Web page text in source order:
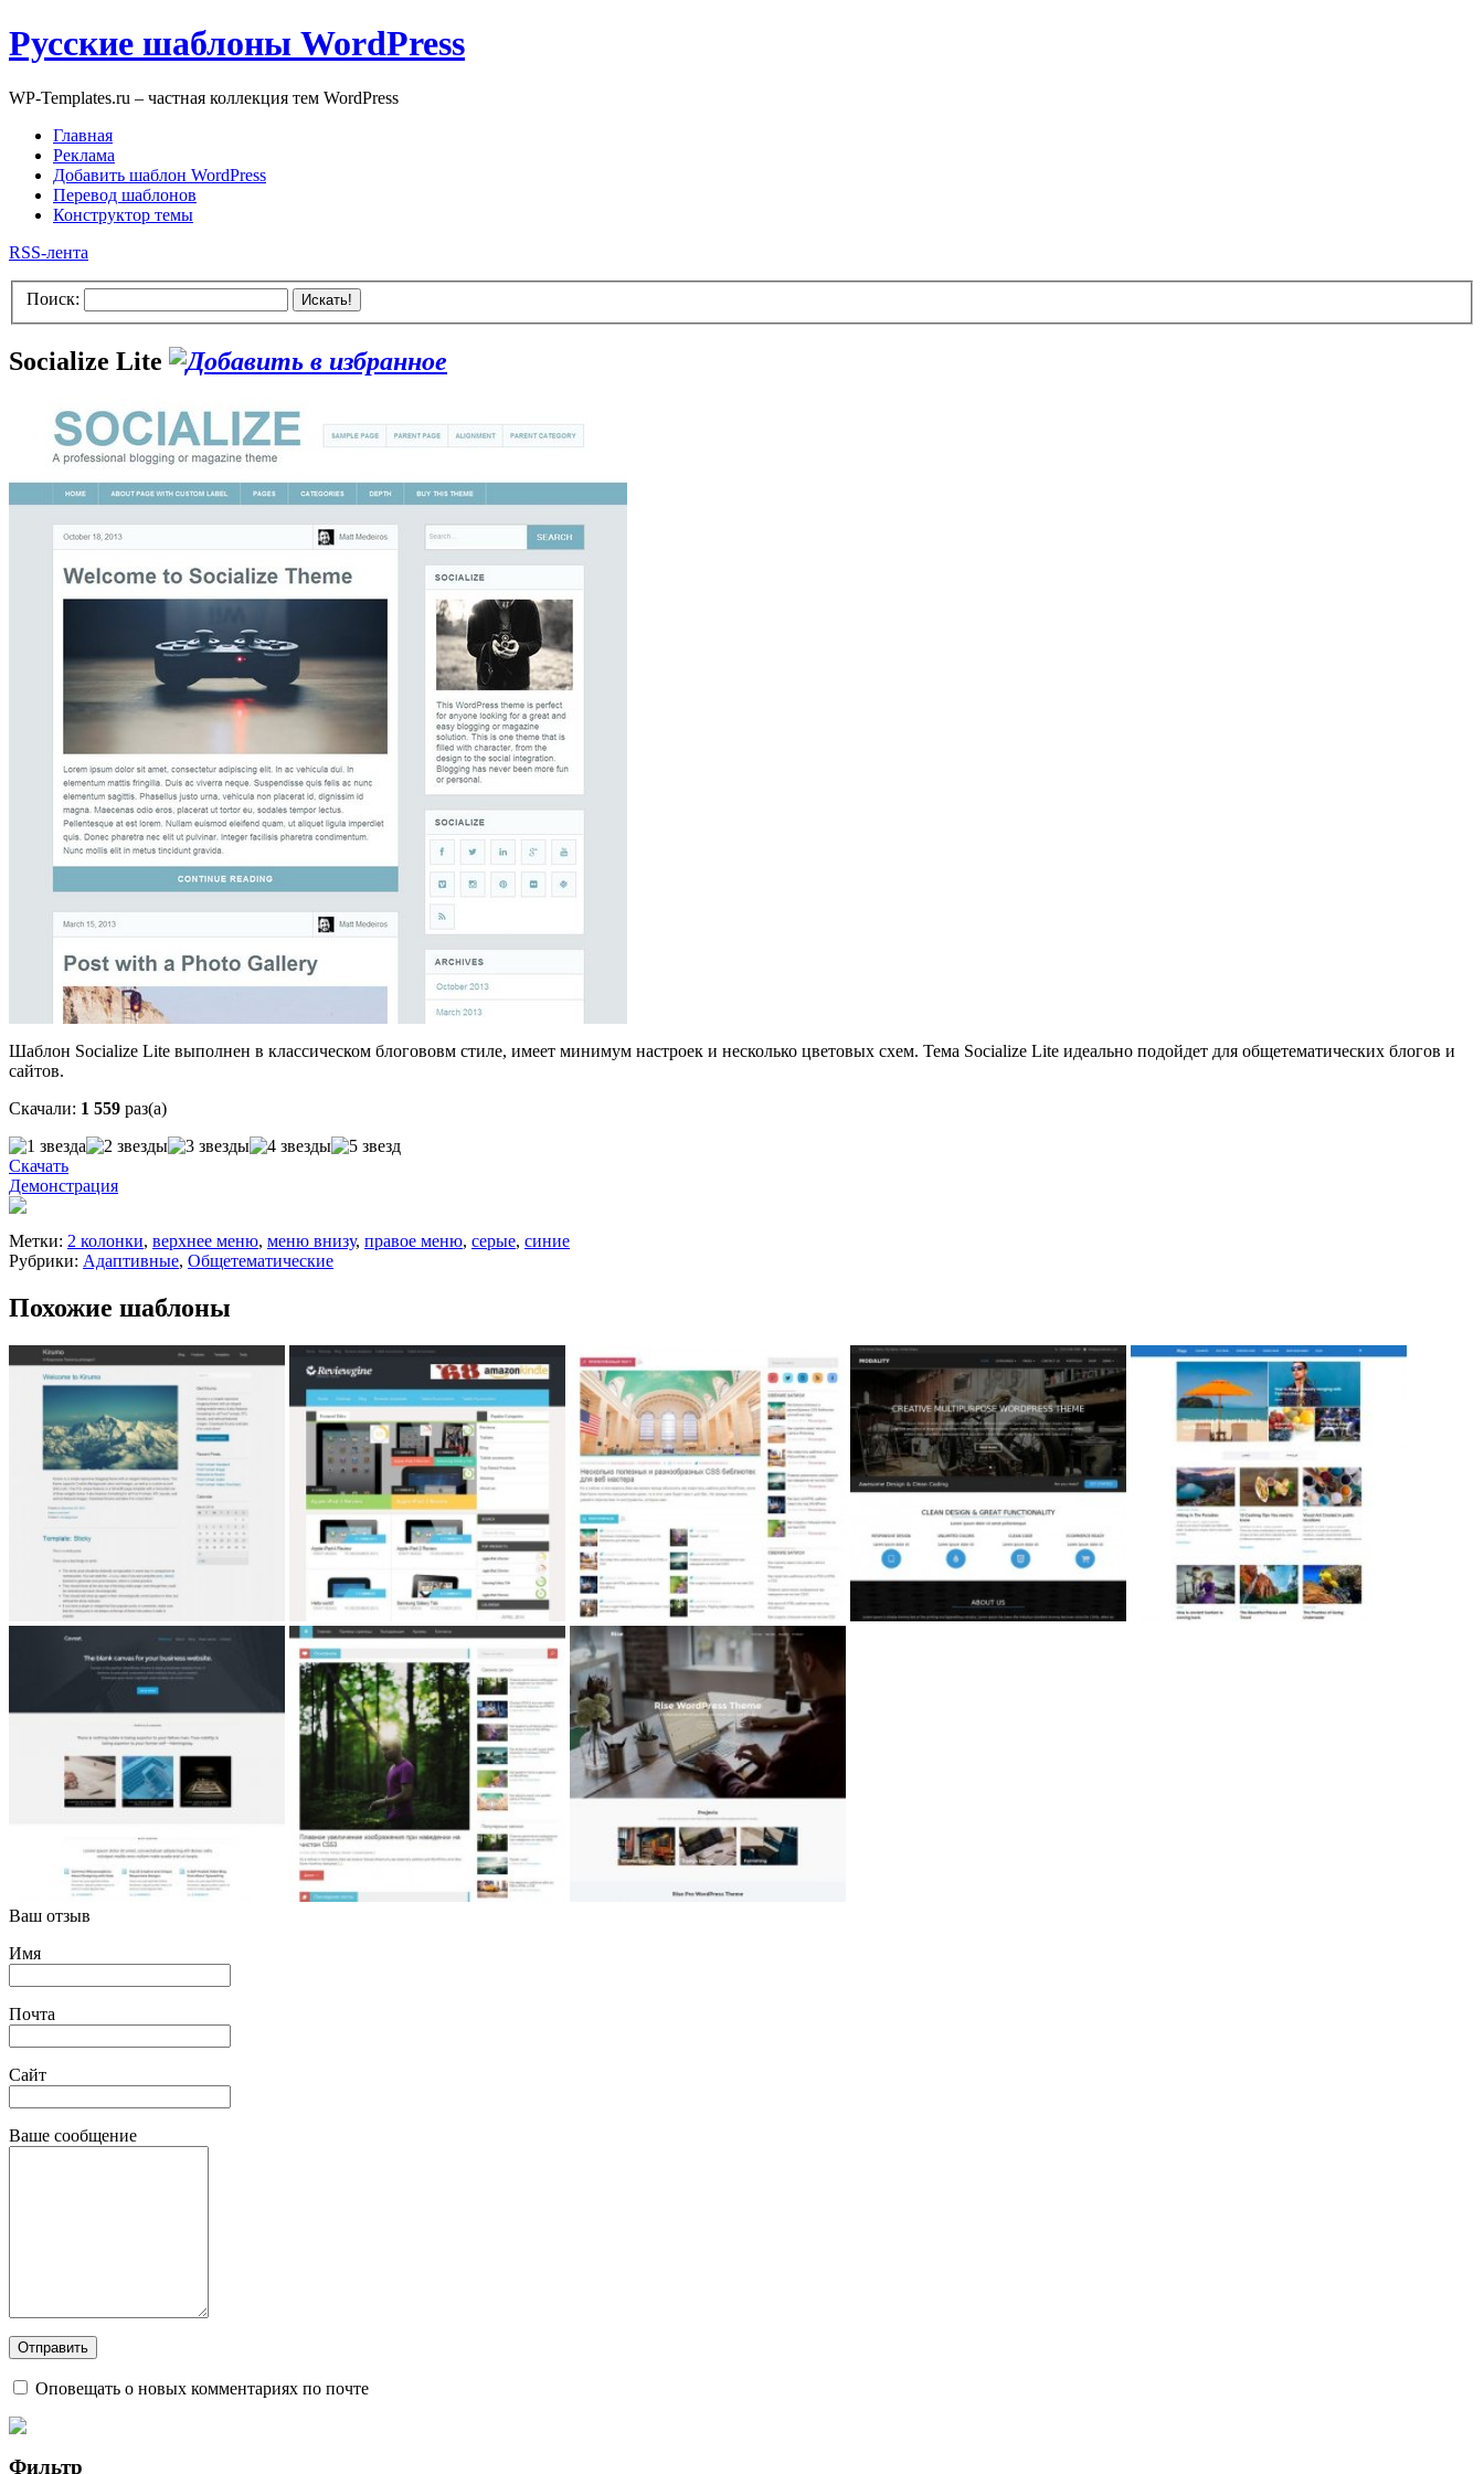
Русские шаблоны WordPress
WP-Templates.ru – частная коллекция тем WordPress
Главная
Реклама
Добавить шаблон WordPress
Перевод шаблонов
Конструктор темы
RSS-лента
Поиск: Искать!
Socialize Lite
Шаблон Socialize Lite выполнен в классическом блогововм стиле, имеет минимум настроек и несколько цветовых схем. Тема Socialize Lite идеально подойдет для общетематических блогов и
сайтов.
Скачали: 1 559 раз(а)
Скачать
Демонстрация
Метки: 2 колонки, верхнее меню, меню внизу, правое меню, серые, синие
Рубрики: Адаптивные, Общетематические
Похожие шаблоны
Ваш отзыв
Имя
Почта
Сайт
Ваше сообщение
Оповещать о новых комментариях по почте
Фильтр